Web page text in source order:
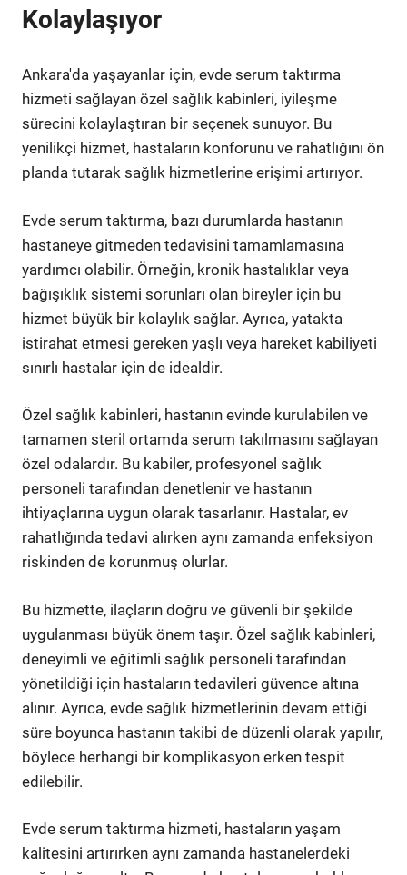
Kolaylaşıyor
Ankara'da yaşayanlar için, evde serum taktırma
hizmeti sağlayan özel sağlık kabinleri, iyileşme
sürecini kolaylaştıran bir seçenek sunuyor. Bu
yenilikçi hizmet, hastaların konforunu ve rahatlığını ön
planda tutarak sağlık hizmetlerine erişimi artırıyor.
Evde serum taktırma, bazı durumlarda hastanın
hastaneye gitmeden tedavisini tamamlamasına
yardımcı olabilir. Örneğin, kronik hastalıklar veya
bağışıklık sistemi sorunları olan bireyler için bu
hizmet büyük bir kolaylık sağlar. Ayrıca, yatakta
istirahat etmesi gereken yaşlı veya hareket kabiliyeti
sınırlı hastalar için de idealdir.
Özel sağlık kabinleri, hastanın evinde kurulabilen ve
tamamen steril ortamda serum takılmasını sağlayan
özel odalardır. Bu kabiler, profesyonel sağlık
personeli tarafından denetlenir ve hastanın
ihtiyaçlarına uygun olarak tasarlanır. Hastalar, ev
rahatlığında tedavi alırken aynı zamanda enfeksiyon
riskinden de korunmuş olurlar.
Bu hizmette, ilaçların doğru ve güvenli bir şekilde
uygulanması büyük önem taşır. Özel sağlık kabinleri,
deneyimli ve eğitimli sağlık personeli tarafından
yönetildiği için hastaların tedavileri güvence altına
alınır. Ayrıca, evde sağlık hizmetlerinin devam ettiği
süre boyunca hastanın takibi de düzenli olarak yapılır,
böylece herhangi bir komplikasyon erken tespit
edilebilir.
Evde serum taktırma hizmeti, hastaların yaşam
kalitesini artırırken aynı zamanda hastanelerdeki